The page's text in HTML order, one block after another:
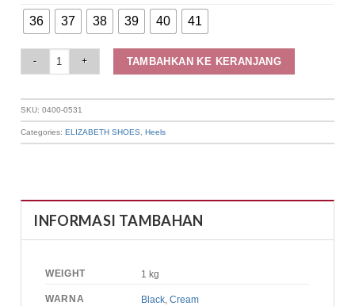
36 37 38 39 40 41
TAMBAHKAN KE KERANJANG
SKU:0400-0531
Categories:ELIZABETH SHOES ,Heels
INFORMASI TAMBAHAN
WEIGHT 1 kg
WARNA Black ,Cream